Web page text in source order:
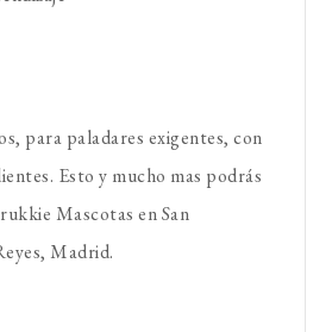
para paladares exigentes, con
Esto y mucho mas podrás
Mascotas en San
Madrid.